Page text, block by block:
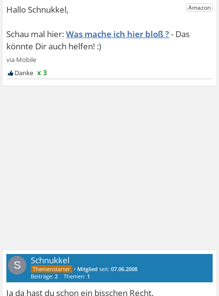
Was mache ich hier bloß ?
x 3
S Schnukkel
• Mitglied seit:07.06.2008
Beiträge:2 Themen: 1
Ja da hast du schon ein bisschen Recht.